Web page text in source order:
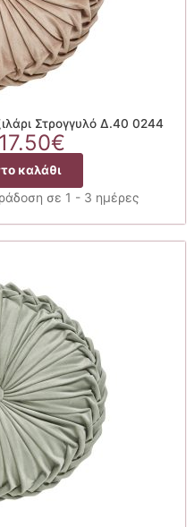
Στρογγυλό Δ.40 0244
Original
17.50€Η
τρέχουσα
τιμή
είναι:
17.50€.
καλάθι
σε 1 - 3 ημέρες